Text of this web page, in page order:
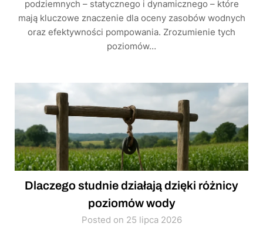
podziemnych – statycznego i dynamicznego – które
mają kluczowe znaczenie dla oceny zasobów wodnych
oraz efektywności pompowania. Zrozumienie tych
poziomów…
Dlaczego studnie działają dzięki różnicy
poziomów wody
Posted on 25 lipca 2026